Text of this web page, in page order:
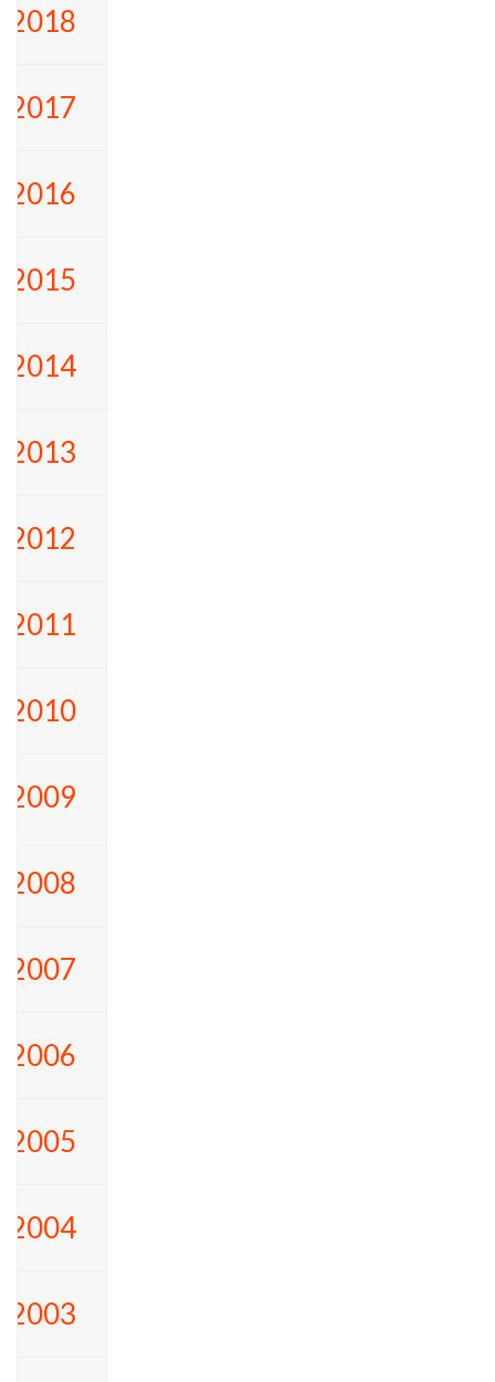
2018
2017
2016
2015
2014
2013
2012
2011
2010
2009
2008
2007
2006
2005
2004
2003